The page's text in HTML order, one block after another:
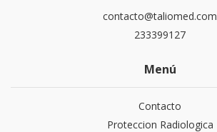
contacto@taliomed.com
233399127
Menú
Contacto
Proteccion Radiologica